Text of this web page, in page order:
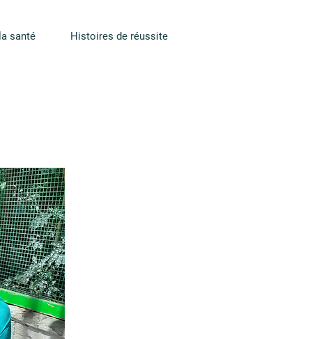
santé Histoires de réussite